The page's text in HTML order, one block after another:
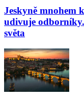
Jeskyně mnohem
udivuje odborníky.
světa